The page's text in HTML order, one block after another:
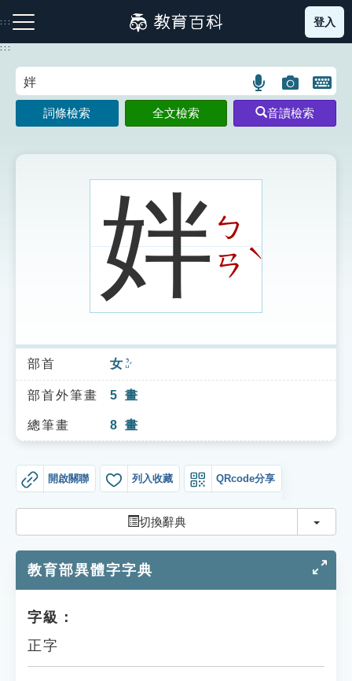
到
主
:::
注音索引圖示 筆畫索引圖示 部首索引表圖示
索引選單
知識索引
單字索引
貓頭鷹博士
登入
:::
語
言
搜
示
圖
片
搜
開
鍵
圖
詞條檢索 全文檢索 音讀檢索
姅ㄅ
ㄢˋ
部首 女 ㄋㄩˇ
部首外筆畫 5 畫
總筆畫 8 畫
開啟關聯 列入收藏 QRcode分享
切換辭典 切換
教育部異體字字典
字級：
正字